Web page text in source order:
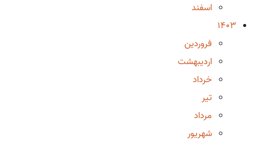
اسفند
1403
فروردین
اردیبهشت
خرداد
تیر
مرداد
شهریور